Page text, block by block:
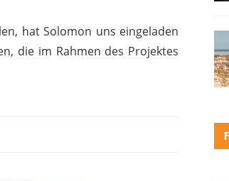
hat Solomon uns eingeladen
die im Rahmen des Projektes